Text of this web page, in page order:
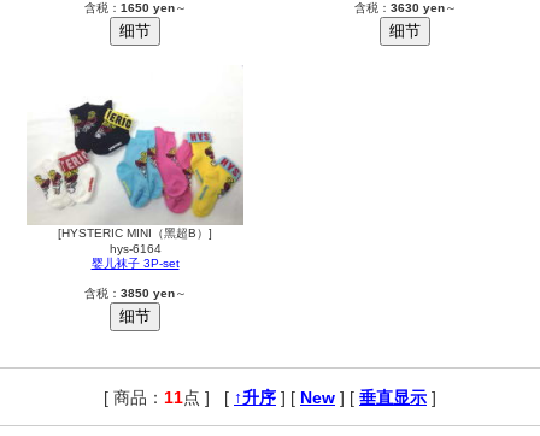
含税： 1650 yen～ 含税： 3630 yen～
[HYSTERIC MINI（黑超B）]
hys-6164
婴儿袜子 3P-set
含税： 3850 yen～
[ 商品： 11点 ] [ ↑升序 ] [ New ] [ 垂直显示 ]